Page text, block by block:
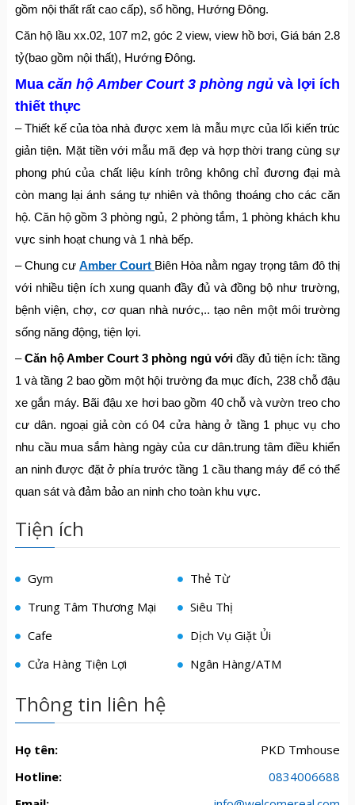
gồm nội thất rất cao cấp), sổ hồng, Hướng Đông.
Căn hộ lầu xx.02, 107 m2, góc 2 view, view hồ bơi, Giá bán 2.8
tỷ(bao gồm nội thất), Hướng Đông.
Muacăn hộ Amber Court 3 phòng ngủ và lợi ích
thiết thực
– Thiết kế của tòa nhà được xem là mẫu mực của lối kiến trúc
giản tiện. Mặt tiền với mẫu mã đẹp và hợp thời trang cùng sự
phong phú của chất liệu kính trông không chỉ đương đại mà
còn mang lại ánh sáng tự nhiên và thông thoáng cho các căn
hộ. Căn hộ gồm 3 phòng ngủ, 2 phòng tắm, 1 phòng khách khu
vực sinh hoạt chung và 1 nhà bếp.
– Chung cư Amber Court Biên Hòa nằm ngay trọng tâm đô thị
với nhiều tiện ích xung quanh đầy đủ và đồng bộ như trường,
bệnh viện, chợ, cơ quan nhà nước,.. tạo nên một môi trường
sống năng động, tiện lợi.
–Căn hộ Amber Court 3 phòng ngủ với đầy đủ tiện ích: tầng
1 và tầng 2 bao gồm một hội trường đa mục đích, 238 chỗ đậu
xe gắn máy. Bãi đậu xe hơi bao gồm 40 chỗ và vườn treo cho
cư dân. ngoại giả còn có 04 cửa hàng ở tầng 1 phục vụ cho
nhu cầu mua sắm hàng ngày của cư dân.trung tâm điều khiển
an ninh được đặt ở phía trước tầng 1 cầu thang máy để có thể
quan sát và đảm bảo an ninh cho toàn khu vực.
Tiện ích
Gym
Thẻ Từ
Trung Tâm Thương Mại
Siêu Thị
Cafe
Dịch Vụ Giặt Ủi
Cửa Hàng Tiện Lợi
Ngân Hàng/ATM
Thông tin liên hệ
Họ tên:
PKD Tmhouse
Hotline:
0834006688